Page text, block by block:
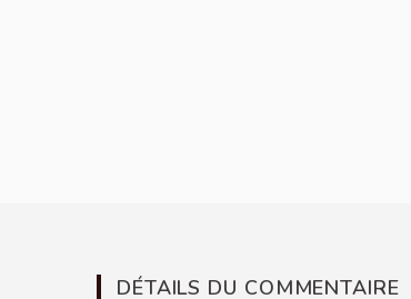
DÉTAILS DU COMMENTAIRE